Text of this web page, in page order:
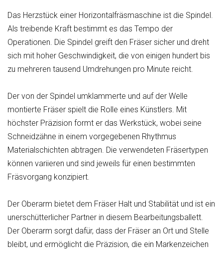
Das Herzstück einer Horizontalfräsmaschine ist die Spindel.
Als treibende Kraft bestimmt es das Tempo der
Operationen. Die Spindel greift den Fräser sicher und dreht
sich mit hoher Geschwindigkeit, die von einigen hundert bis
zu mehreren tausend Umdrehungen pro Minute reicht.
Der von der Spindel umklammerte und auf der Welle
montierte Fräser spielt die Rolle eines Künstlers. Mit
höchster Präzision formt er das Werkstück, wobei seine
Schneidzähne in einem vorgegebenen Rhythmus
Materialschichten abtragen. Die verwendeten Fräsertypen
können variieren und sind jeweils für einen bestimmten
Fräsvorgang konzipiert.
Der Oberarm bietet dem Fräser Halt und Stabilität und ist ein
unerschütterlicher Partner in diesem Bearbeitungsballett.
Der Oberarm sorgt dafür, dass der Fräser an Ort und Stelle
bleibt, und ermöglicht die Präzision, die ein Markenzeichen